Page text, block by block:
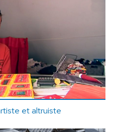
et altruiste